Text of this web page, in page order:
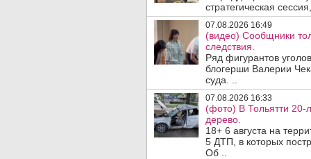
стратегическая
07.08.2026 16:49
(видео) Сообщники
следствия.
Ряд фигурантов
блогерши Валерии
суда. ..
07.08.2026 16:33
(фото) В Тольятти 20-
дерево.
18+ 6 августа на
5 ДТП, в которых
Об ..